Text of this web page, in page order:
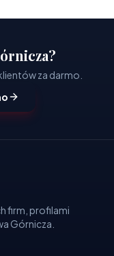
za darmo.
firm, profilami
Górnicza.